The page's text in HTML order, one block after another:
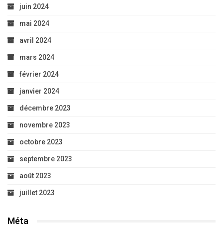
juin 2024
mai 2024
avril 2024
mars 2024
février 2024
janvier 2024
décembre 2023
novembre 2023
octobre 2023
septembre 2023
août 2023
juillet 2023
Méta